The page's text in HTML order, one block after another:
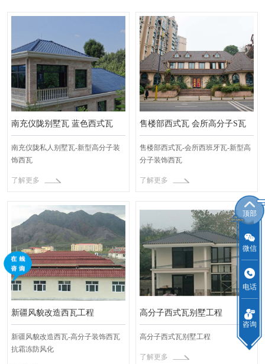
南充仪陇别墅瓦 蓝色西式瓦
南充仪陇私人别墅瓦-新型高分子装
饰西瓦
了解更多
售楼部西式瓦 会所高分子S瓦
售楼部西式瓦-会所西班牙瓦-新型高
分子装饰西瓦
了解更多
新疆风貌改造西瓦工程
新疆风貌改造西瓦-高分子装饰西瓦
抗霜冻防风化
高分子西式瓦别墅工程
高分子西式瓦别墅工程
了解更多
顶部
微信
电话
咨询